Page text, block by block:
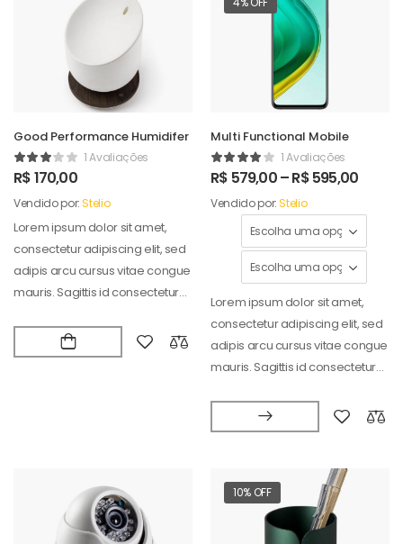
Good Performance Humidifer
1 Avaliações
R$170,00
Vendido por:Stelio
Lorem ipsum dolor sit amet,
consectetur adipiscing elit, sed
adipis arcu cursus vitae congue
mauris. Sagittis id consectetur
Multi Functional Mobile
1 Avaliações
R$ 579,00–R$595,00
Vendido por:Stelio
Lorem ipsum dolor sit amet,
consectetur adipiscing elit, sed
adipis arcu cursus vitae congue
mauris. Sagittis id consectetur
10% OFF